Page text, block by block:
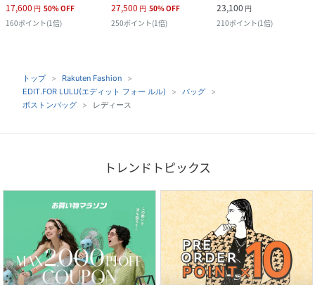
17,600 円 50%OFF
160ポイント(1倍)
27,500 円 50%OFF
250ポイント(1倍)
23,100 円
210ポイント(1倍)
トップ
Rakuten Fashion
EDIT.FOR LULU(エディット フォー ルル)
バッグ
ボストンバッグ
レディース
トレンドトピックス